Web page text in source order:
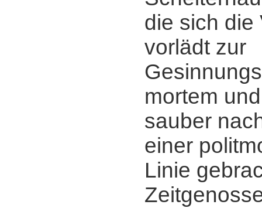
die sich die
vorlädt zur
mortem
sauber
einer
Linie